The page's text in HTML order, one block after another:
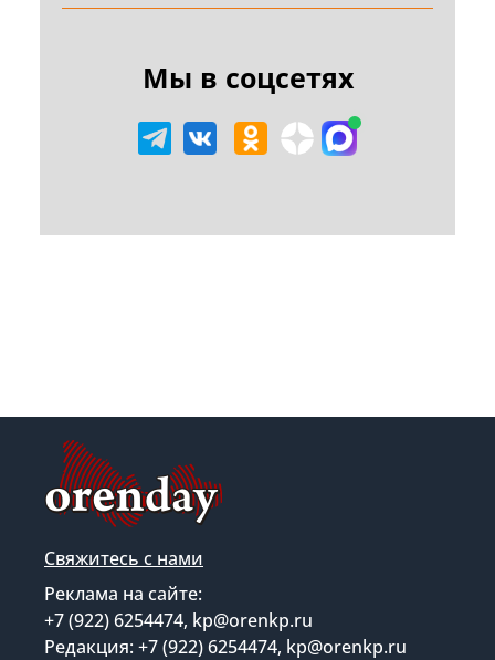
Мы в соцсетях
Свяжитесь с нами
Реклама на сайте:
+7 (922) 6254474, kp@orenkp.ru
Редакция: +7 (922) 6254474, kp@orenkp.ru